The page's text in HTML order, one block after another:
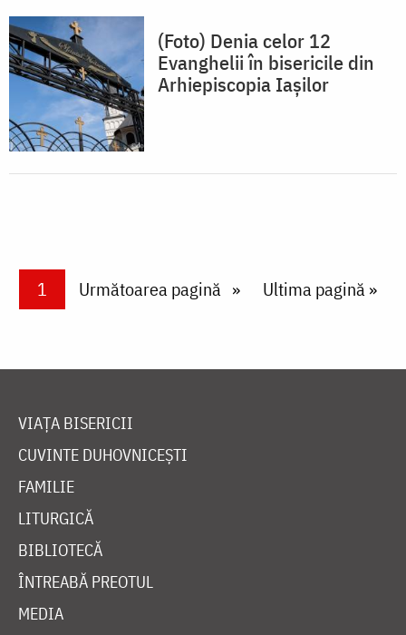
(Foto) Denia celor 12
Evanghelii în bisericile din
Arhiepiscopia Iașilor
PaginareCurrent page
1 Next page
Următoarea pagină Last page
Ultima pagină »
VIAȚA BISERICII
CUVINTE DUHOVNICEȘTI
FAMILIE
LITURGICĂ
BIBLIOTECĂ
ÎNTREABĂ PREOTUL
MEDIA